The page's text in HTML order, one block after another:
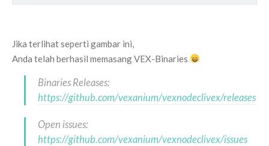
Jika terlihat seperti gambar ini,
Anda telah berhasil memasang VEX-Binaries
Binaries Releases:
https://github.com/vexanium/vexnodeclivex/releases
Open issues:
https://github.com/vexanium/vexnodeclivex/issues